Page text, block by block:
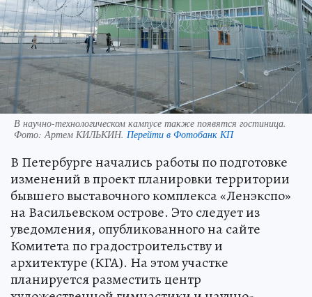
В научно-технологическом кампусе также появятся гостиница.
Фото: Артем КИЛЬКИН. Перейти в Фотобанк КП
В Петербурге начались работы по подготовке
изменений в проект планировки территории
бывшего выставочного комплекса «Ленэкспо»
на Васильевском острове. Это следует из
уведомления, опубликованного на сайте
Комитета по градостроительству и
архитектуре (КГА). На этом участке
планируется разместить центр